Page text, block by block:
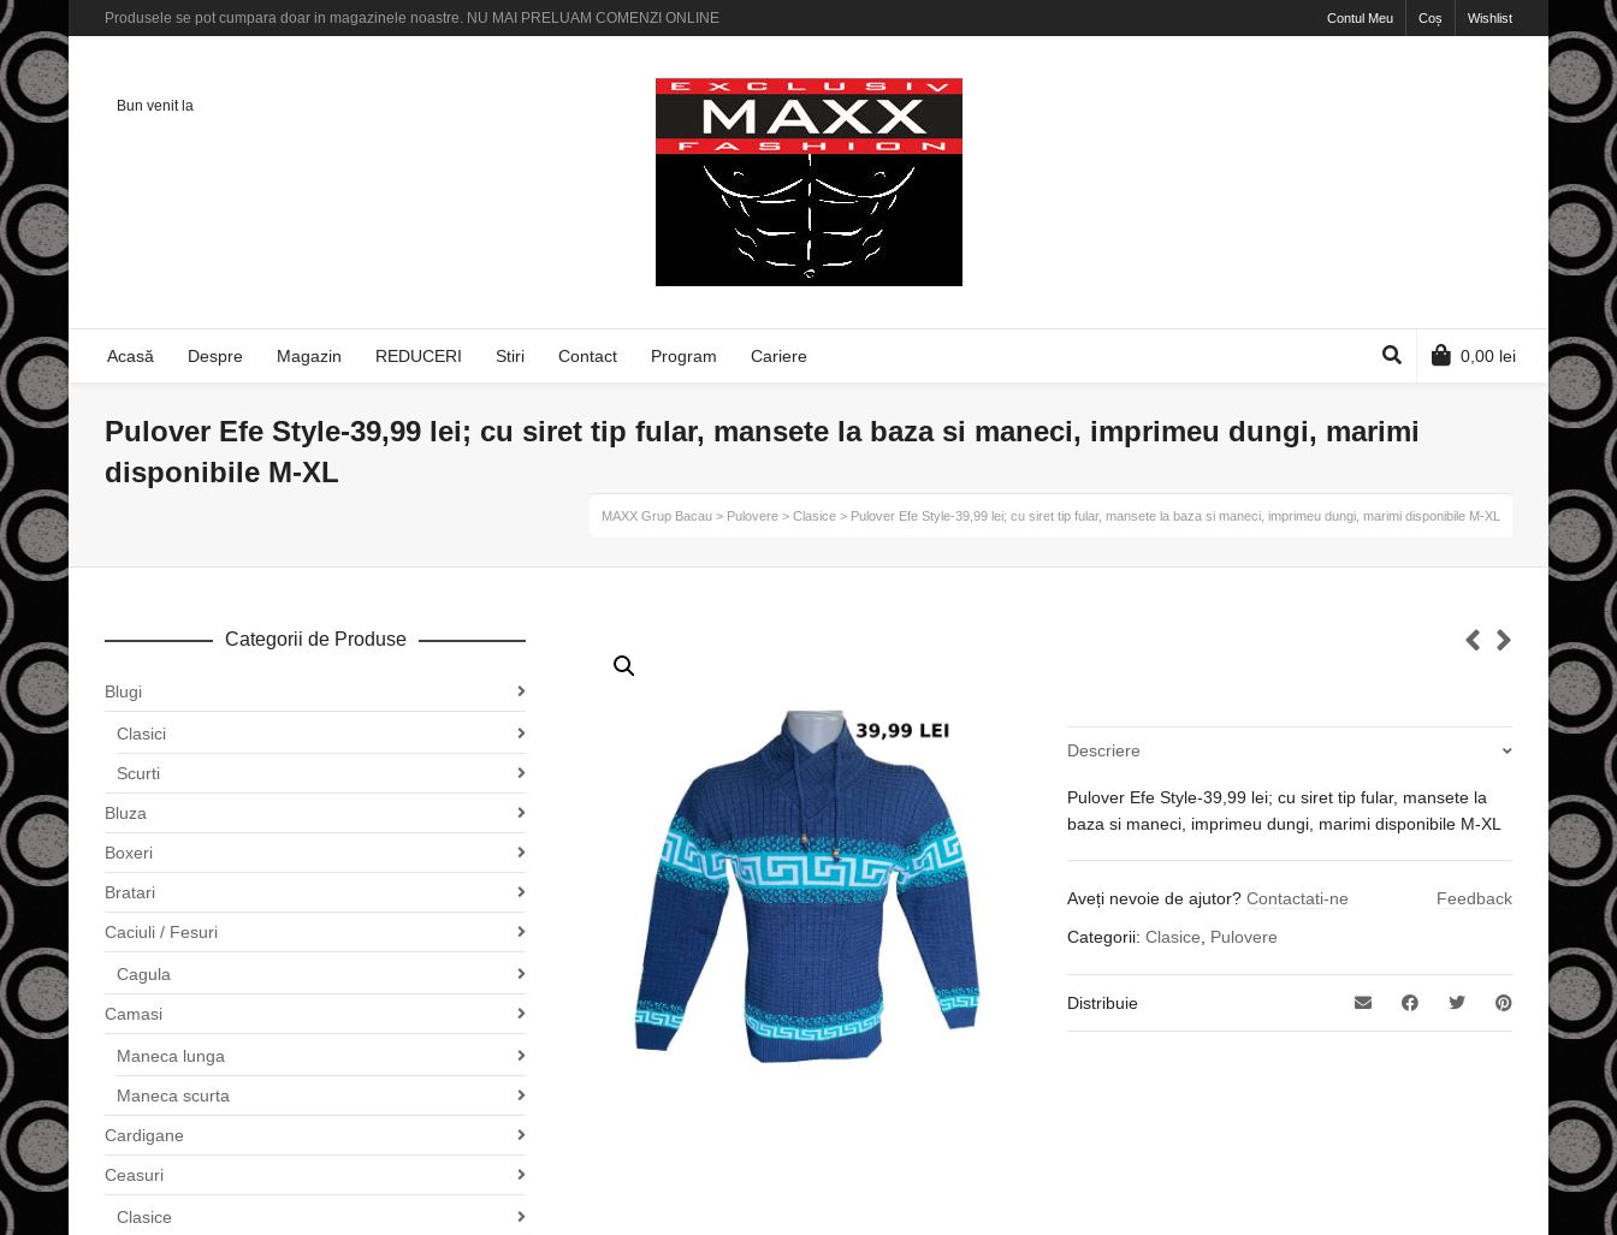
Produsele se pot cumpara doar in magazinele noastre. NU MAI PRELUAM COMENZI ONLINE Contul Meu Coș Wishlist
Bun venit la
Acasă Despre Magazin REDUCERI Stiri Contact Program Cariere 0,00 lei
Pulover Efe Style-39,99 lei; cu siret tip fular, mansete la baza si maneci, imprimeu dungi, marimi
disponibile M-XL
MAXX Grup Bacau > Pulovere > Clasice > Pulover Efe Style-39,99 lei; cu siret tip fular, mansete la baza si maneci, imprimeu dungi, marimi disponibile M-XL
Descriere
Pulover Efe Style-39,99 lei; cu siret tip fular, mansete la
baza si maneci, imprimeu dungi, marimi disponibile M-XL
Aveți nevoie de ajutor?Contactati-ne
Feedback
Categorii:Clasice Pulovere
Distribuie
Categorii de Produse
Blugi
Clasici
Scurti
Bluza
Boxeri
Bratari
Caciuli / Fesuri
Cagula
Camasi
Maneca lunga
Maneca scurta
Cardigane
Ceasuri
Clasice